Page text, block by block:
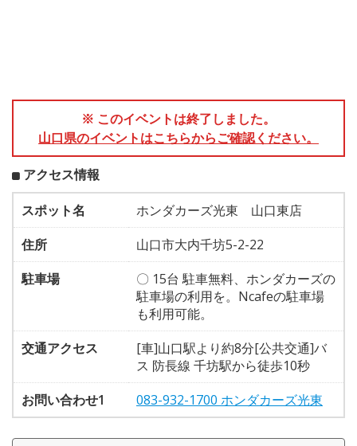
※ このイベントは終了しました。
山口県のイベントはこちらからご確認ください。
アクセス情報
スポット名
ホンダカーズ光東 山口東店
住所
山口市大内千坊5-2-22
駐車場
〇 15台 駐車無料、ホンダカーズの
駐車場の利用を。Ncafeの駐車場
も利用可能。
交通アクセス
[車]山口駅より約8分[公共交通]バ
ス 防長線 千坊駅から徒歩10秒
お問い合わせ1
083-932-1700 ホンダカーズ光東